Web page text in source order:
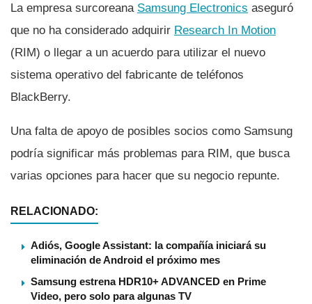
La empresa surcoreana Samsung Electronics aseguró
que no ha considerado adquirir Research In Motion
(RIM) o llegar a un acuerdo para utilizar el nuevo
sistema operativo del fabricante de teléfonos
BlackBerry.
Una falta de apoyo de posibles socios como Samsung
podrí­a significar más problemas para RIM, que busca
varias opciones para hacer que su negocio repunte.
RELACIONADO:
Adiós, Google Assistant: la compañía iniciará su
eliminación de Android el próximo mes
Samsung estrena HDR10+ ADVANCED en Prime
Video, pero solo para algunas TV